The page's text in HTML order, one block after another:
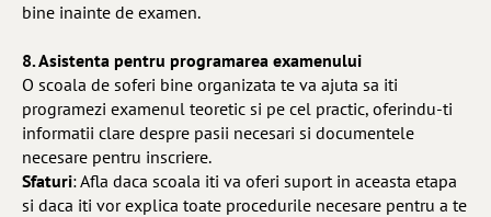
bine inainte de examen.
8. Asistenta pentru programarea examenului
O scoala de soferi bine organizata te va ajuta sa iti
programezi examenul teoretic si pe cel practic, oferindu-ti
informatii clare despre pasii necesari si documentele
necesare pentru inscriere.
Sfaturi: Afla daca scoala iti va oferi suport in aceasta etapa
si daca iti vor explica toate procedurile necesare pentru a te